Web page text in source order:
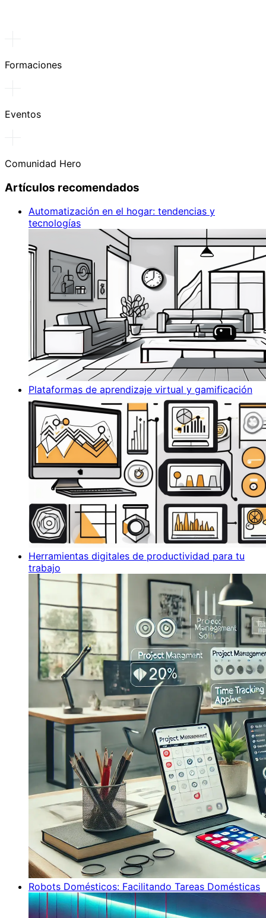
Formaciones
Eventos
Comunidad Hero
Artículos recomendados
Automatización en el hogar: tendencias y
tecnologías
Plataformas de aprendizaje virtual y gamificación
Herramientas digitales de productividad para tu
trabajo
Robots Domésticos: Facilitando Tareas Domésticas